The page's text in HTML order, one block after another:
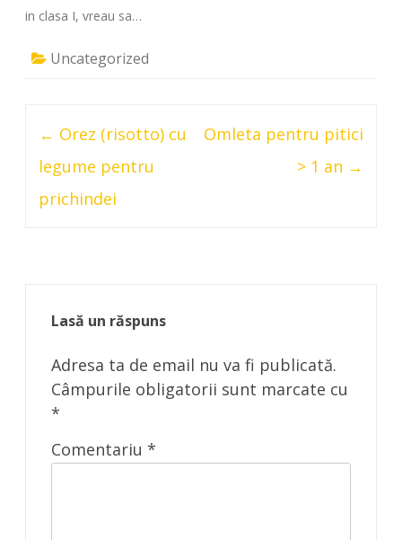
in clasa I, vreau sa…
Uncategorized
← Orez (risotto) cu
legume pentru
prichindei
Omleta pentru pitici
> 1 an →
Lasă un răspuns
Adresa ta de email nu va fi publicată.
Câmpurile obligatorii sunt marcate cu
*
Comentariu *